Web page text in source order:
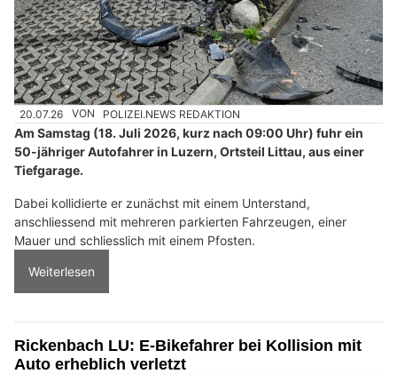
20.07.26 VON POLIZEI.NEWS REDAKTION
Am Samstag (18. Juli 2026, kurz nach 09:00 Uhr) fuhr ein
50-jähriger Autofahrer in Luzern, Ortsteil Littau, aus einer
Tiefgarage.
Dabei kollidierte er zunächst mit einem Unterstand,
anschliessend mit mehreren parkierten Fahrzeugen, einer
Mauer und schliesslich mit einem Pfosten.
Weiterlesen
Rickenbach LU: E-Bikefahrer bei Kollision mit
Auto erheblich verletzt